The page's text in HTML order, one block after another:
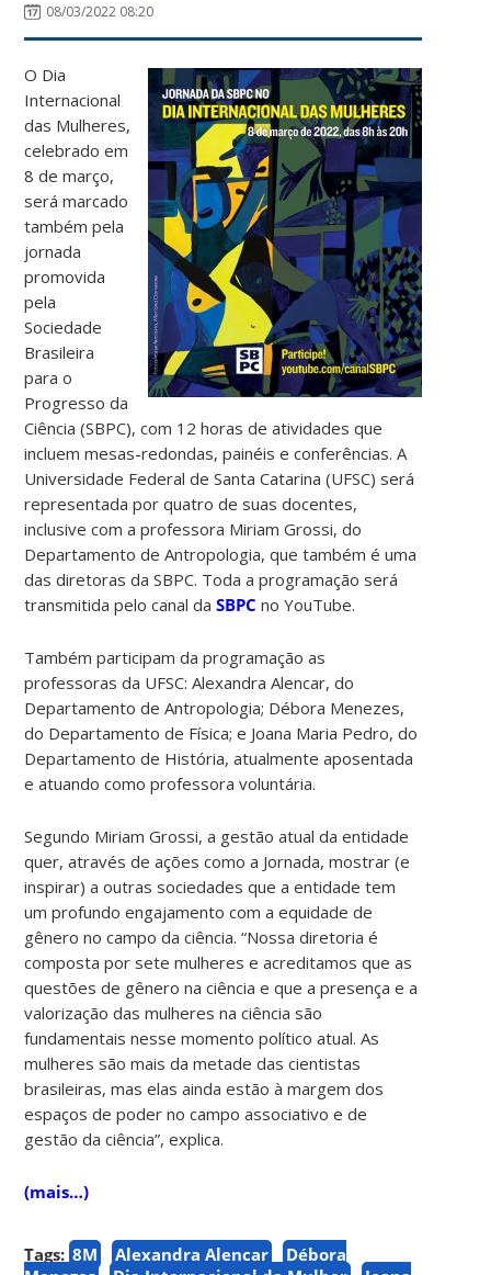
08/03/2022 08:20
O Dia
Internacional
das Mulheres,
celebrado em
8 de março,
será marcado
também pela
jornada
promovida
pela
Sociedade
Brasileira
para o
Progresso da
Ciência (SBPC), com 12 horas de atividades que
incluem mesas-redondas, painéis e conferências. A
Universidade Federal de Santa Catarina (UFSC) será
representada por quatro de suas docentes,
inclusive com a professora Miriam Grossi, do
Departamento de Antropologia, que também é uma
das diretoras da SBPC. Toda a programação será
transmitida pelo canal daSBPC no YouTube.
Também participam da programação as
professoras da UFSC: Alexandra Alencar, do
Departamento de Antropologia; Débora Menezes,
do Departamento de Física; e Joana Maria Pedro, do
Departamento de História, atualmente aposentada
e atuando como professora voluntária.
Segundo Miriam Grossi, a gestão atual da entidade
quer, através de ações como a Jornada, mostrar (e
inspirar) a outras sociedades que a entidade tem
um profundo engajamento com a equidade de
gênero no campo da ciência. “Nossa diretoria é
composta por sete mulheres e acreditamos que as
questões de gênero na ciência e que a presença e a
valorização das mulheres na ciência são
fundamentais nesse momento político atual. As
mulheres são mais da metade das cientistas
brasileiras, mas elas ainda estão à margem dos
espaços de poder no campo associativo e de
gestão da ciência”, explica.
(mais…)
Tags: 8M Alexandra Alencar
Débora